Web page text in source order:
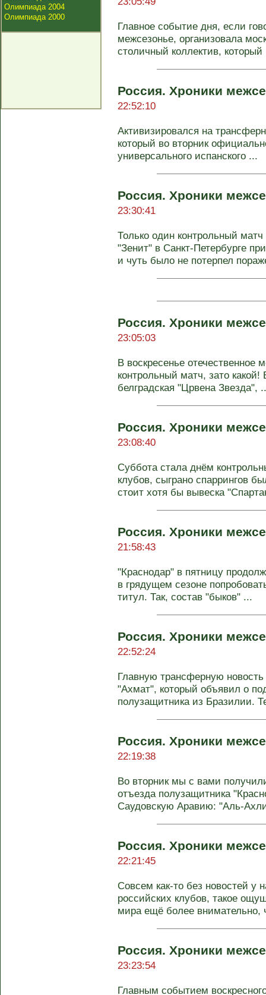
Олимпиада 2004
Олимпиада 2000
Главное событие дня, если
межсезонье, организовала
столичный коллектив, который
Россия. Хроники
22:52:10
Активизировался на
который во вторник
универсального испанского ...
Россия. Хроники
23:30:41
Только один контрольный
"Зенит" в Санкт-Петербурге
и чуть было не потерпел
Россия. Хроники
23:05:03
В воскресенье отечественное
контрольный матч, зато
белградская "Црвена Звезда",
Россия. Хроники
23:08:40
Суббота стала днём
клубов, сыграно спаррингов
стоит хотя бы вывеска
Россия. Хроники
21:58:43
"Краснодар" в пятницу
в грядущем сезоне
титул. Так, состав "быков" ...
Россия. Хроники
22:52:24
Главную трансферную новость
"Ахмат", который объявил о
полузащитника из Бразилии.
Россия. Хроники
22:19:38
Во вторник мы с вами
отъезда полузащитника
Саудовскую Аравию: "Аль-
Россия. Хроники
22:21:45
Совсем как-то без новостей у
российских клубов, такое
мира ещё более внимательно,
Россия. Хроники
23:23:54
Главным событием